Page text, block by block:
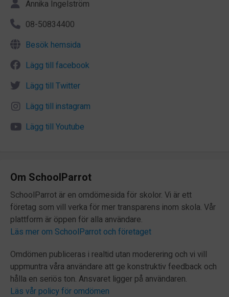
08-50834400
Besök hemsida
Lägg till facebook
Lägg till Twitter
Lägg till instagram
Lägg till Youtube
SchoolParrot är en omdömesida för skolor. Vi är ett
företag som vill verka för mer transparens inom skola. Vår
plattform är öppen för alla användare.
Läs mer om SchoolParrot och företaget
Omdömen publiceras i realtid utan moderering och vi vill
uppmuntra våra användare att ge konstruktiv feedback och
hålla en seriös ton. Ansvaret ligger på användaren.
Läs vår policy för omdömen